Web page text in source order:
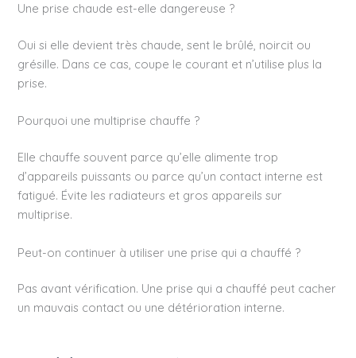
Une prise chaude est-elle dangereuse ?
Oui si elle devient très chaude, sent le brûlé, noircit ou
grésille. Dans ce cas, coupe le courant et n’utilise plus la
prise.
Pourquoi une multiprise chauffe ?
Elle chauffe souvent parce qu’elle alimente trop
d’appareils puissants ou parce qu’un contact interne est
fatigué. Évite les radiateurs et gros appareils sur
multiprise.
Peut-on continuer à utiliser une prise qui a chauffé ?
Pas avant vérification. Une prise qui a chauffé peut cacher
un mauvais contact ou une détérioration interne.